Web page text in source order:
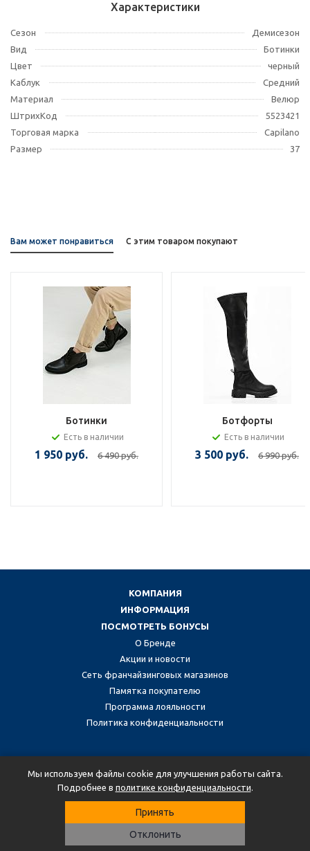
Характеристики
Сезон
Демисезон
Вид
Ботинки
Цвет
черный
Каблук
Средний
Материал
Велюр
ШтрихКод
5523421
Торговая марка
Capilano
Размер
37
Вам может понравиться С этим товаром покупают
Ботинки
Есть в наличии
1 950 руб. 6 490 руб.
Ботфорты
Есть в наличии
3 500 руб. 6 990 руб.
КОМПАНИЯ
ИНФОРМАЦИЯ
ПОСМОТРЕТЬ БОНУСЫ
О Бренде
Акции и новости
Сеть франчайзинговых магазинов
Памятка покупателю
Программа лояльности
Политика конфиденциальности
Присоединяйтесь к нам в социальных сетях:
2026 © Martin Bester.
Просто удобно. Просто со вкусом.
Мы используем файлы cookie для улучшения работы сайта.
Подробнее в политике конфиденциальности.
Принять
Отклонить